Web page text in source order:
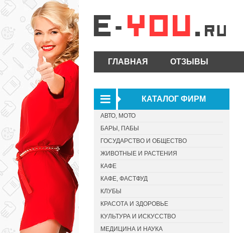
ГЛАВНАЯ ОТЗЫВЫ
КАТАЛОГ ФИРМ
АВТО, МОТО
БАРЫ, ПАБЫ
ГОСУДАРСТВО И ОБЩЕСТВО
ЖИВОТНЫЕ И РАСТЕНИЯ
КАФЕ
КАФЕ, ФАСТФУД
КЛУБЫ
КРАСОТА И ЗДОРОВЬЕ
КУЛЬТУРА И ИСКУССТВО
МЕДИЦИНА И НАУКА